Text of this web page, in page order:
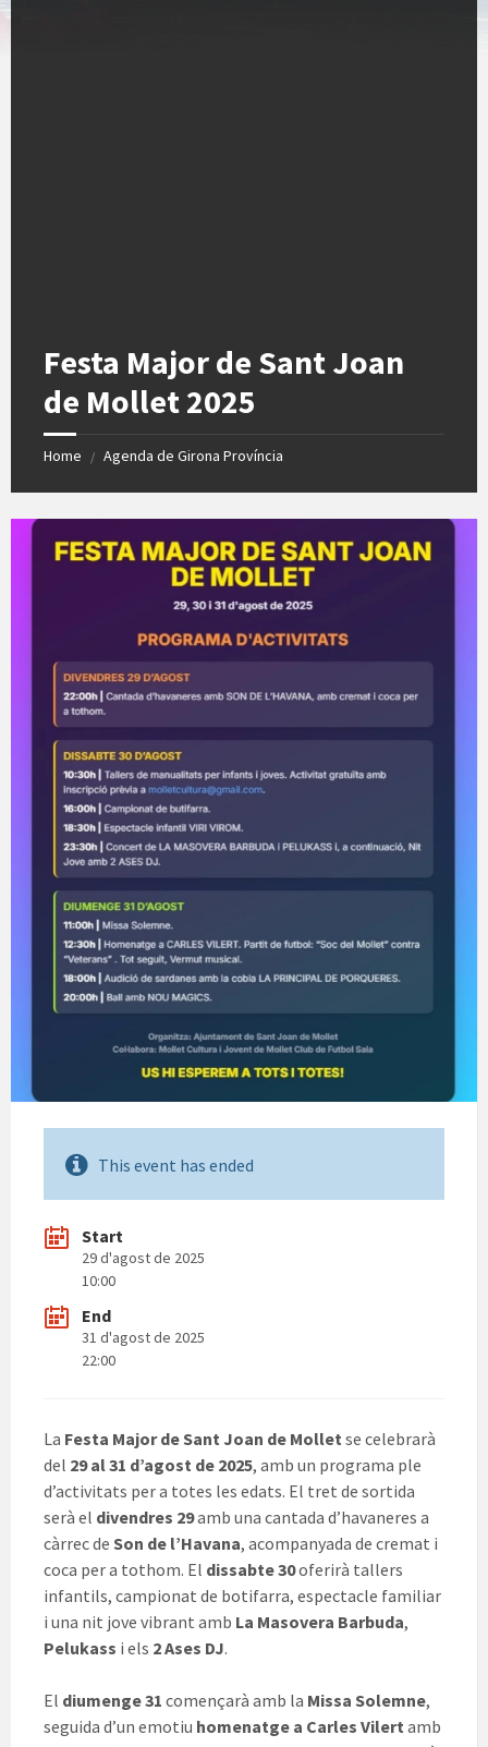
Festa Major de Sant Joan
de Mollet 2025
Home / Agenda de Girona Província
This event has ended
Start
29 d'agost de 2025
10:00
End
31 d'agost de 2025
22:00
La Festa Major de Sant Joan de Mollet se celebrarà
del 29 al 31 d’agost de 2025, amb un programa ple
d’activitats per a totes les edats. El tret de sortida
serà el divendres 29amb una cantada d’havaneres a
càrrec de Son de l’Havana, acompanyada de cremat i
coca per a tothom. El dissabte 30oferirà tallers
infantils, campionat de botifarra, espectacle familiar
i una nit jove vibrant amb La Masovera Barbuda,
Pelukass i els 2 Ases DJ.
El diumenge 31 començarà amb la Missa Solemne,
seguida d’un emotiu homenatge a Carles Vilert amb